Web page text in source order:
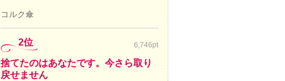
コルク傘
2位 6,746pt
捨てたのはあなたです。今さら取り
戻せません